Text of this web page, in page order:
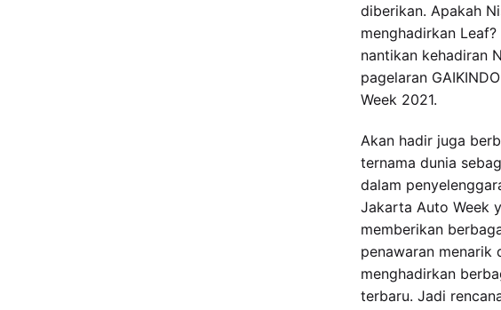
diberikan. Apakah
menghadirkan Leaf?
nantikan kehadiran
pagelaran
Week 2021.
Akan hadir juga
ternama dunia
dalam
Jakarta Auto Week
memberikan
penawaran menarik
menghadirkan
terbaru. Jadi